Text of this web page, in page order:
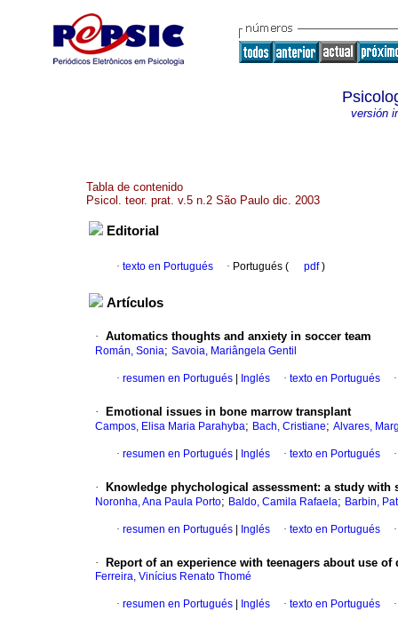
versión
Tabla de contenido
Psicol. teor. prat. v.5 n.2 São Paulo dic. 2003
Editorial
· texto en Portugués · Portugués ( pdf)
Artículos
· Automatics thoughts and anxiety in soccer team
Román, Sonia; Savoia, Mariângela Gentil
· resumen en Portugués Inglés · texto en Portugués
· Emotional issues in bone marrow transplant
Campos, Elisa Maria Parahyba; Bach, Cristiane; Alvares,
· resumen en Portugués Inglés · texto en Portugués
· Knowledge phychological assessment: a study with
Noronha, Ana Paula Porto; Baldo, Camila Rafaela; Barbin,
· resumen en Portugués Inglés · texto en Portugués
· Report of an experience with teenagers about use of
Ferreira, Vinícius Renato Thomé
· resumen en Portugués Inglés · texto en Portugués